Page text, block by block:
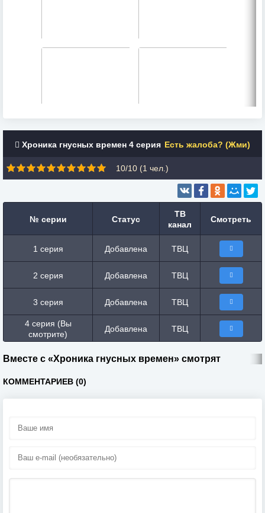
Хроника гнусных времен 4 серия Есть жалоба? (Жми)
10/10 (1 чел.)
№ серии Статус
ТВ
канал
Смотреть
1 серия Добавлена ТВЦ
2 серия Добавлена ТВЦ
3 серия Добавлена ТВЦ
4 серия (Вы
смотрите)
Добавлена ТВЦ
Вместе с «Хроника гнусных времен» смотрят
КОММЕНТАРИЕВ (0)